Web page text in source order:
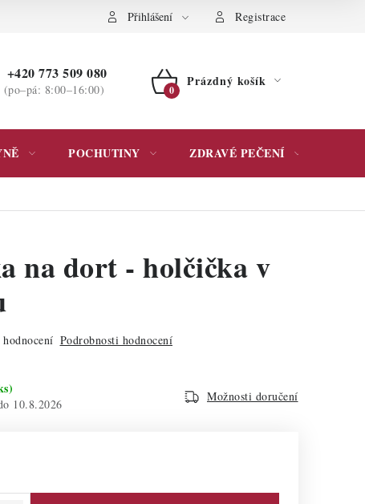
ochrany osobních údajů Přihlášení Registrace
+420 773 509 080
(po–pá: 8:00–16:00)
NÁKUPNÍ
Prázdný košík
POCHUTINY ZDRAVÉ PEČENÍ
na dort - holčička v
hodnocení Podrobnosti hodnocení
10.8.2026
Možnosti doručení